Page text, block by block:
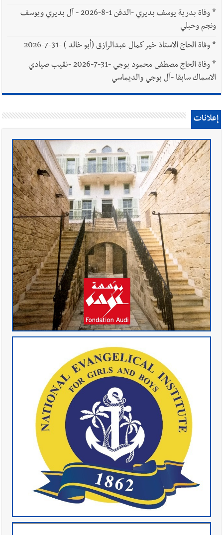
*
وفاة بدرية يوسف بديري -الدفن 1-8-2026 - آل بديري ويوسف
ونجم وحبلي
*وفاة الحاج الاستاذ خير كمال عبدالرازق (أبو خالد ) -31-7-2026
*
وفاة الحاج مصطفى محمود بوجي -31-7-2026 -نقيب صيادي
الاسماك سابقا -آل بوجي والديماسي
إعلانات